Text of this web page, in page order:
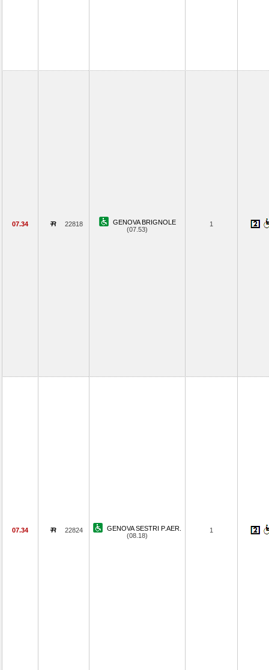
07.34 22818
GENOVA BRIGNOLE
(07.53)
1
07.34 22824
GENOVA SESTRI P.AER.
(08.18)
1